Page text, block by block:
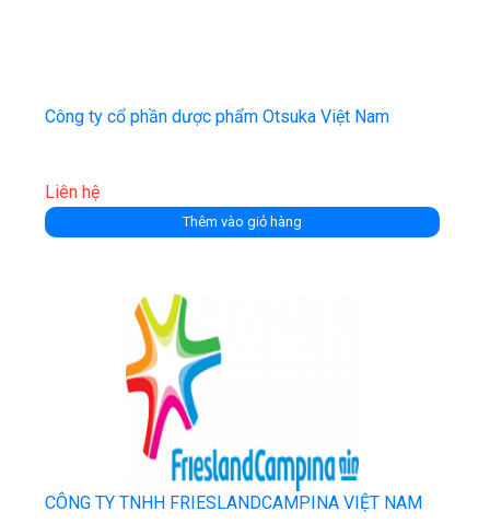
Công ty cổ phần dược phẩm Otsuka Việt Nam
Liên hệ
Thêm vào giỏ hàng
CÔNG TY TNHH FRIESLANDCAMPINA VIỆT NAM